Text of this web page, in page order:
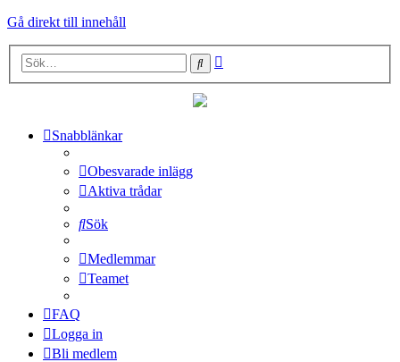
Gå direkt till innehåll
Sök
Snabblänkar
Obesvarade inlägg
Aktiva trådar
Sök
Medlemmar
Teamet
FAQ
Logga in
Bli medlem